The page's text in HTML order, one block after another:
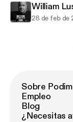
William
28 de feb de
Sobre
Empleo
Blog
¿Necesitas